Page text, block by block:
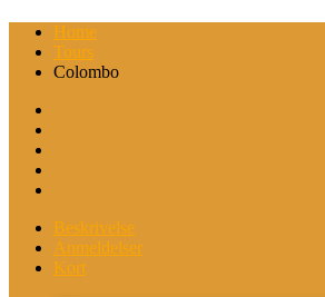
Home
Tours
Colombo
Beskrivelse
Anmeldelser
Kort